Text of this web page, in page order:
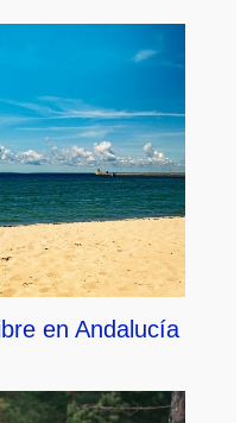
en Andalucía